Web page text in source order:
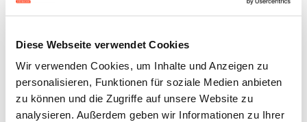
Diese Webseite verwendet Cookies
Wir verwenden Cookies, um Inhalte und Anzeigen zu
personalisieren, Funktionen für soziale Medien anbieten
zu können und die Zugriffe auf unsere Website zu
analysieren. Außerdem geben wir Informationen zu Ihrer
Drucker
Die GWG ist eine internationale Initiative von
Anwendern der Druckindustrie, Ver­bän­den,
Bildungseinrichtungen und Entwicklern, die